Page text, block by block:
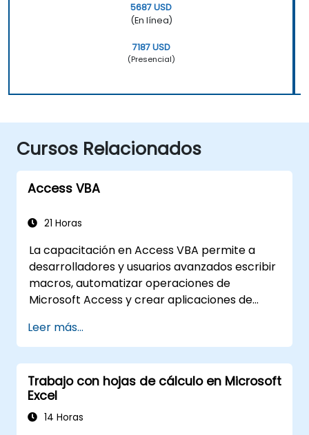
5687 USD
(En línea)
7187 USD
(Presencial)
Cursos Relacionados
Access VBA
21 Horas
La capacitación en Access VBA permite a
desarrolladores y usuarios avanzados escribir
macros, automatizar operaciones de
Microsoft Access y crear aplicaciones de
conceptos clave de la integración de Visual
Basic for Applications con MS Access, explora
técnicas esenciales de automatización del
modelo de objetos y manipulación de datos, y
dota a los profesionales de bases de datos de
las habilidades necesarias para desarrollar
Leer más...
Trabajo con hojas de cálculo en Microsoft
Excel
14 Horas